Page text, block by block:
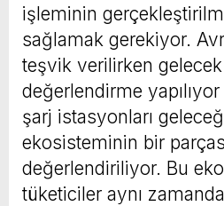
işleminin
sağlamak gerekiyor.
teşvik verilirken
değerlendirme
şarj istasyonları
ekosisteminin bir
değerlendiriliyor. Bu
tüketiciler aynı